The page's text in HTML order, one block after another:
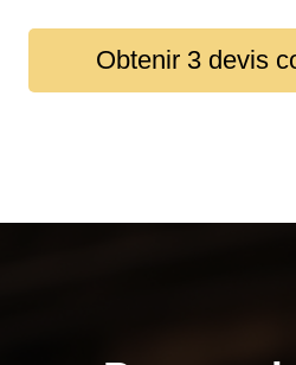
Obtenir 3 devis